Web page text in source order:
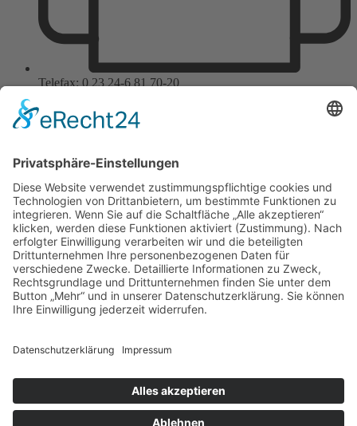
Telefax: 0 23 24-6 81 70-20
Zustimmung, um den
Google Maps-Service zu
laden!
Wir verwenden einen Service eines
Drittanbieters, um Karteninhalte
einzubetten. Dieser Service kann
Daten zu Ihren Aktivitäten
sammeln. Bitte lesen Sie die Details
Nutzung des Service zu, um diese
Karte anzuzeigen.
© 2024 Nolte Edelstahl GmbH | Alle Rechte vorbehalten